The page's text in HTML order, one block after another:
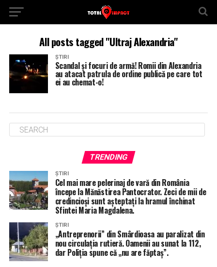
All posts tagged "Ultraj Alexandria"
ȘTIRI
Scandal și focuri de armă! Romii din Alexandria
au atacat patrula de ordine publică pe care tot
ei au chemat-o!
TRENDING
ȘTIRI
Cel mai mare pelerinaj de vară din România
începe la Mănăstirea Pantocrator. Zeci de mii de
credincioși sunt așteptați la hramul închinat
Sfintei Maria Magdalena.
ȘTIRI
„Antreprenorii” din Smârdioasa au paralizat din
nou circulația rutieră. Oamenii au sunat la 112,
dar Poliția spune că „nu are făptaș”.